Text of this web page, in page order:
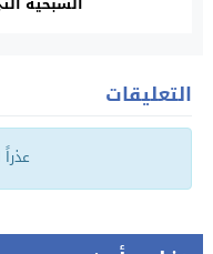
التعليقات